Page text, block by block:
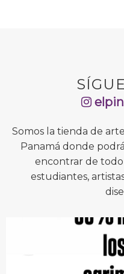
Somos la tienda de
Panamá donde
encontrar de
estudiantes,